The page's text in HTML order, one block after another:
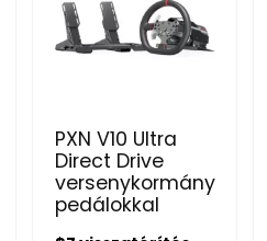
PXN V10 Ultra
Direct Drive
versenykormány
pedálokkal